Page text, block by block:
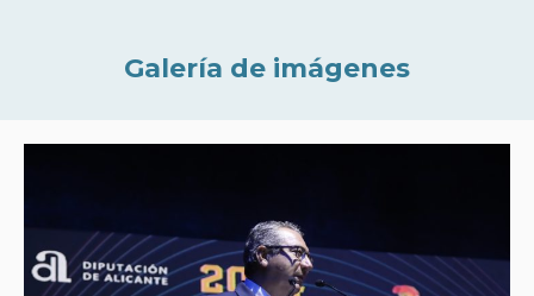
Galería de imágenes